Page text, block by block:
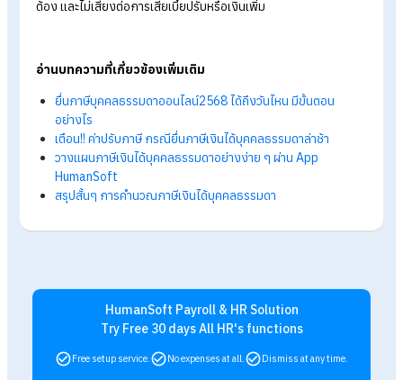
ก่อนยื่นแบบแสดงรายการภาษี ผู้เสียภาษีควรเตรียมเอกสารให้ครบ
ต้องเตรียมสำหรับยื่นภาษีดังนี้
หนังสือรับรองการหักภาษี ณ ที่จ่าย (แบบ 50 ทวิ)
เอกสารสรุปรายได้ตลอดทั้งปี พร้อมแสดงยอดเงินที่ถูกหักภาษี
รวมถึงการหักเงินสมทบกองทุนหรือเงินสะสมต่าง ๆ
ข้อมูลรายการลดหย่อนภาษีที่ใช้สิทธิ์ตลอดปี
บิดา-มารดา บุตร หรือคู่สมรส
เอกสารประกอบการใช้สิทธิ์ลดหย่อนภาษี
ในการยื่นแบบ เช่น หลักฐานการลงทุนในกองทุนต่าง ๆ กรมธ
การเตรียมเอกสารล่วงหน้าอย่างครบถ้วนจะช่วยให้การยื่นภาษีเป็น
อย่างราบรื่น ลดความผิดพลาด และใช้สิทธิ์ลดหย่อนได้อย่างเต็มที่